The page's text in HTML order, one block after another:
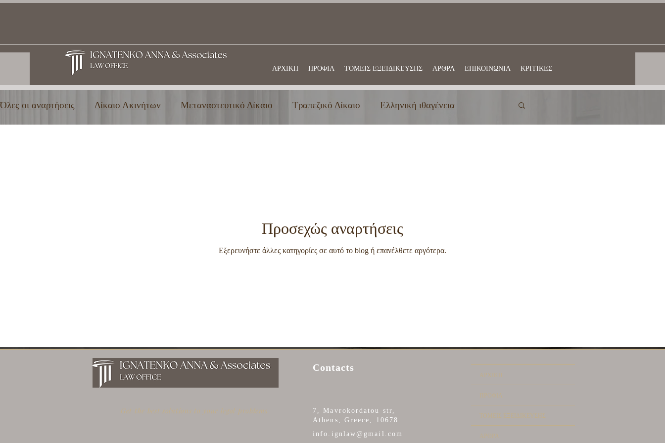
ΑΡΧΙΚΗ ΠΡΟΦΙΛ ΤΟΜΕΙΣ ΕΞΕΙΔΙΚΕΥΣΗΣ ΑΡΘΡΑ ΕΠΙΚΟΙΝΩΝΙΑ ΚΡΙΤΙΚΕΣ
Όλες οι αναρτήσεις Δίκαιο Ακινήτων Μεταναστευτικό Δίκαιο Τραπεζικό Δίκαιο Ελληνική ιθαγένεια
Προσεχώς αναρτήσεις
Εξερευνήστε άλλες κατηγορίες σε αυτό το blog ή επανέλθετε αργότερα.
Get the best solutions to your legal problems
Contacts
7, Mavrokordatou str,
Athens, Greece, 10678
info.ignlaw@gmail.com
ΑΡΧΙΚΗ
ΠΡΟΦΙΛ
ΤΟΜΕΙΣ ΕΞΕΙΔΙΚΕΥΣΗΣ
ΑΡΘΡΑ